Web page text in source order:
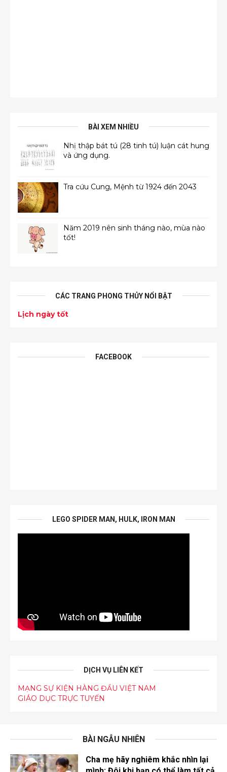
BÀI XEM NHIỀU
Nhị thập bát tú (28 tinh tú) luận cát hung
và ứng dụng.
Tra cứu Cung, Mệnh từ 1924 đến 2043
Năm 2019 nên sinh tháng nào, mùa nào
tốt!
CÁC TRANG PHONG THỦY NỔI BẬT
Lịch ngày tốt
FACEBOOK
LEGO SPIDER MAN, HULK, IRON MAN
DỊCH VỤ LIÊN KẾT
MẠNG SỰ KIỆN HÀNG ĐẦU VIỆT NAM
GIÁO DỤC TRỰC TUYẾN
BÀI NGẪU NHIÊN
Cha mẹ hãy nghiêm khắc nhìn lại